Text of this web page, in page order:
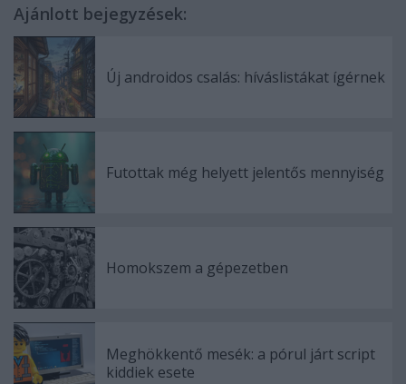
Ajánlott bejegyzések:
Új androidos csalás: híváslistákat ígérnek
Futottak még helyett jelentős mennyiség
Homokszem a gépezetben
Meghökkentő mesék: a pórul járt script
kiddiek esete